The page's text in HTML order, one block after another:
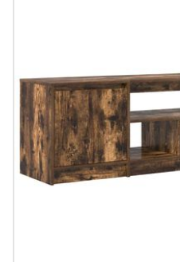
#sharemevidaxl